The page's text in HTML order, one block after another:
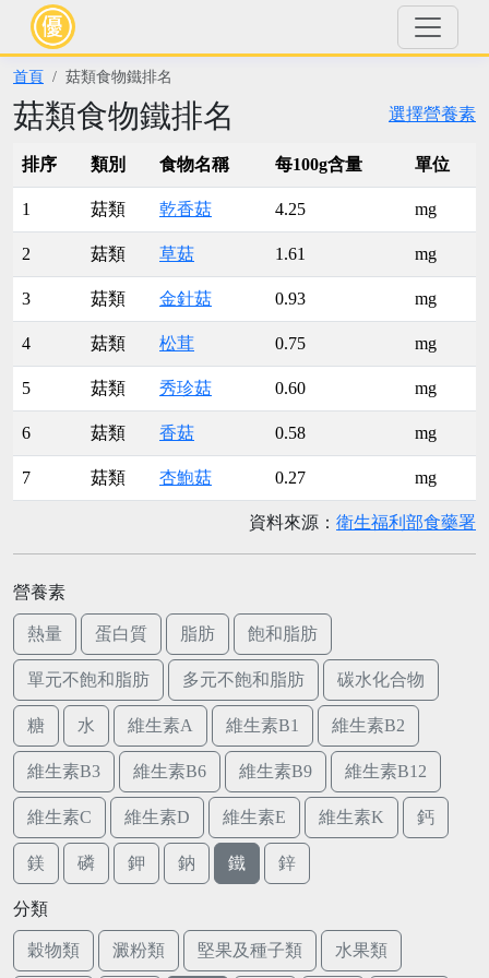
首頁 菇類食物鐵排名
選擇營養素
菇類食物鐵排名
排序 類別 食物名稱 每100g含量 單位
1 菇類 乾香菇 4.25 mg
2 菇類 草菇 1.61 mg
3 菇類 金針菇 0.93 mg
4 菇類 松茸 0.75 mg
5 菇類 秀珍菇 0.60 mg
6 菇類 香菇 0.58 mg
7 菇類 杏鮑菇 0.27 mg
資料來源： 衛生福利部食藥署
營養素
熱量 蛋白質 脂肪 飽和脂肪
單元不飽和脂肪 多元不飽和脂肪 碳水化合物
糖 水 維生素A 維生素B1 維生素B2
維生素B3 維生素B6 維生素B9 維生素B12
維生素C 維生素D 維生素E 維生素K 鈣
鎂 磷 鉀 鈉 鐵 鋅
分類
穀物類 澱粉類 堅果及種子類 水果類